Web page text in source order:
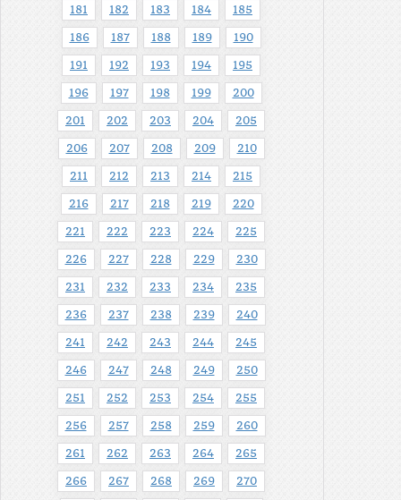
181 182 183 184 185
186 187 188 189 190
191 192 193 194 195
196 197 198 199 200
201 202 203 204 205
206 207 208 209 210
211 212 213 214 215
216 217 218 219 220
221 222 223 224 225
226 227 228 229 230
231 232 233 234 235
236 237 238 239 240
241 242 243 244 245
246 247 248 249 250
251 252 253 254 255
256 257 258 259 260
261 262 263 264 265
266 267 268 269 270